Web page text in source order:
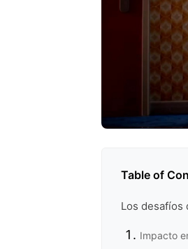
Table of
Los desafíos
Impacto